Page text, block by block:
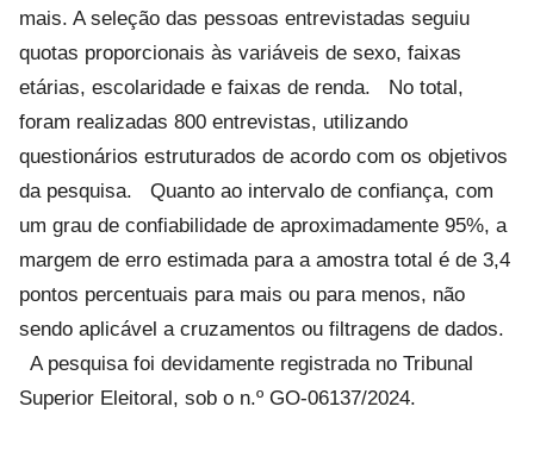
mais. A seleção das pessoas entrevistadas seguiu
quotas proporcionais às variáveis de sexo, faixas
etárias, escolaridade e faixas de renda.
No total,
foram realizadas 800 entrevistas, utilizando
questionários estruturados de acordo com os objetivos
da pesquisa.
Quanto ao intervalo de confiança, com
um grau de confiabilidade de aproximadamente 95%, a
margem de erro estimada para a amostra total é de 3,4
pontos percentuais para mais ou para menos, não
sendo aplicável a cruzamentos ou filtragens de dados.
A pesquisa foi devidamente registrada no Tribunal
Superior Eleitoral, sob o n.º GO-06137/2024.